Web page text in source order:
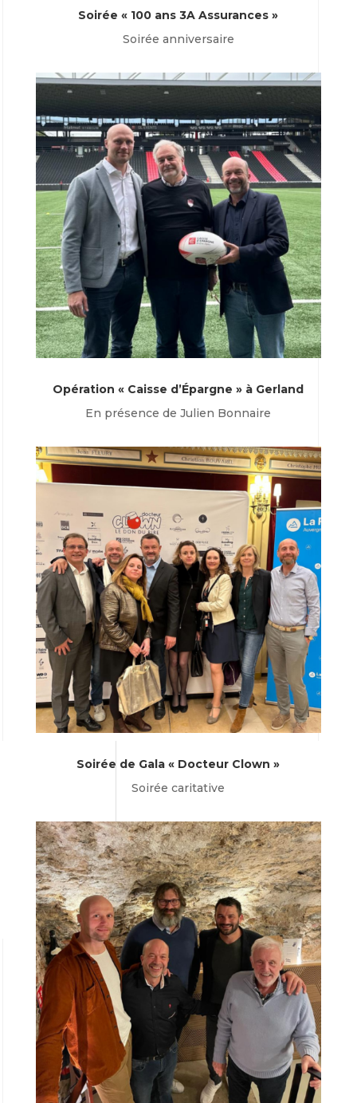
Soirée « 100 ans 3A Assurances »
Soirée anniversaire
Opération « Caisse d’Épargne » à Gerland
En présence de Julien Bonnaire
Soirée de Gala « Docteur Clown »
Soirée caritative